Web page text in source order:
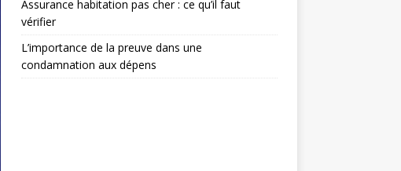
Assurance habitation pas cher : ce qu’il faut
vérifier
L’importance de la preuve dans une
condamnation aux dépens